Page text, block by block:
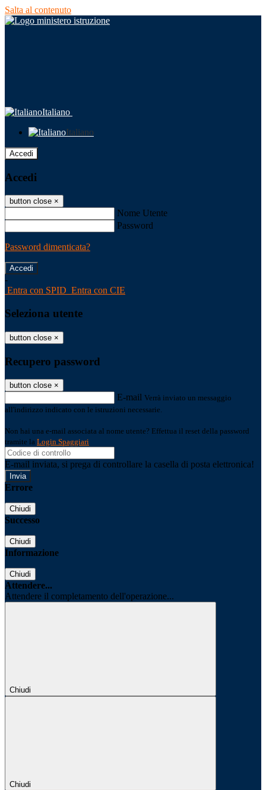
Salta al contenuto
Italiano
Italiano
Accedi
Accedi
button close ×
Nome Utente
Password
Password dimenticata?
-
Entra con SPID Entra con CIE
Seleziona utente
button close ×
Recupero password
button close ×
E-mail Verrà inviato un messaggio
all'indirizzo indicato con le istruzioni necessarie.
Non hai una e-mail associata al nome utente? Effettua il reset della password
tramite la Login Spaggiari
E-mail inviata, si prega di controllare la casella di posta elettronica!
Errore
Chiudi
Successo
Chiudi
Informazione
Chiudi
Attendere...
Attendere il completamento dell'operazione...
Chiudi
Chiudi